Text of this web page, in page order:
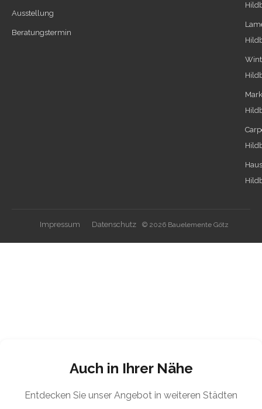
Ausstellung
Beratungstermin
Impressum Datenschutz © 2026 Bauelemente Götz
Auch in Ihrer Nähe
Entdecken Sie unser Angebot in weiteren Städten